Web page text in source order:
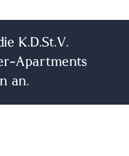
K.D.St.V.
Apartments
an.